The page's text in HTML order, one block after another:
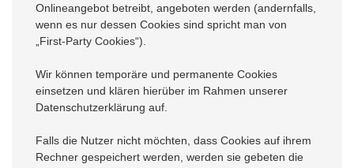
Onlineangebot betreibt, angeboten werden (andernfalls,
wenn es nur dessen Cookies sind spricht man von
„First-Party Cookies“).
Wir können temporäre und permanente Cookies
einsetzen und klären hierüber im Rahmen unserer
Datenschutzerklärung auf.
Falls die Nutzer nicht möchten, dass Cookies auf ihrem
Rechner gespeichert werden, werden sie gebeten die